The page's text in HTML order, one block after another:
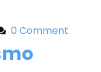
0 Comment